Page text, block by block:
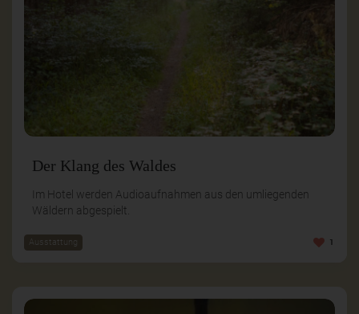
Der Klang des Waldes
Im Hotel werden Audioaufnahmen aus den umliegenden
Wäldern abgespielt.
Ausstattung 1